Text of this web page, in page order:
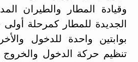
وقيادة المطار والطيران
الجديدة للمطار كمرحلة
بوابتين واحدة للدخول
تنظيم حركة الدخول